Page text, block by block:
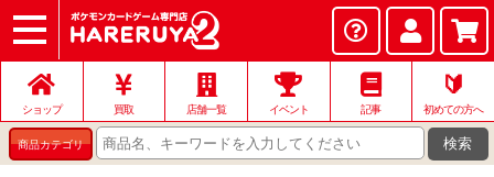
ショップ
店頭買取
ネット買取
店舗一覧
イベント
お問い合わせ
ショップ 買取 店舗一覧 イベント 記事
🔰
初めての方へ
商品カテゴリ 検索